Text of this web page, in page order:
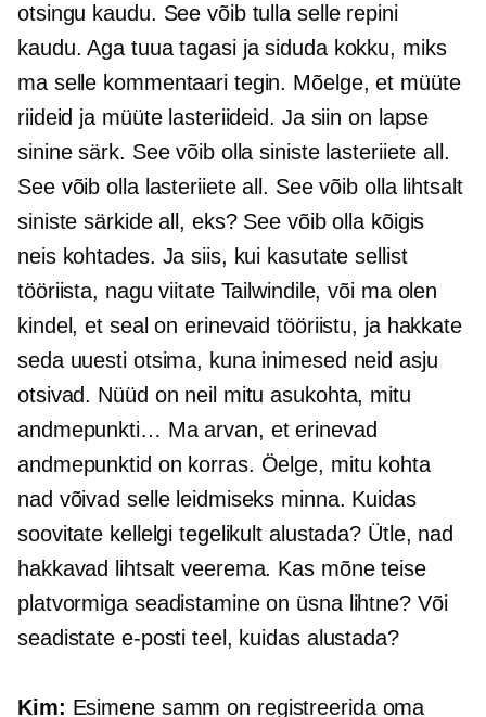
otsingu kaudu. See võib tulla selle repini
kaudu. Aga tuua tagasi ja siduda kokku, miks
ma selle kommentaari tegin. Mõelge, et müüte
riideid ja müüte lasteriideid. Ja siin on lapse
sinine särk. See võib olla siniste lasteriiete all.
See võib olla lasteriiete all. See võib olla lihtsalt
siniste särkide all, eks? See võib olla kõigis
neis kohtades. Ja siis, kui kasutate sellist
tööriista, nagu viitate Tailwindile, või ma olen
kindel, et seal on erinevaid tööriistu, ja hakkate
seda uuesti otsima, kuna inimesed neid asju
otsivad. Nüüd on neil mitu asukohta, mitu
andmepunkti… Ma arvan, et erinevad
andmepunktid on korras. Öelge, mitu kohta
nad võivad selle leidmiseks minna. Kuidas
soovitate kellelgi tegelikult alustada? Ütle, nad
hakkavad lihtsalt veerema. Kas mõne teise
platvormiga seadistamine on üsna lihtne? Või
seadistate e-posti teel, kuidas alustada?
Kim: Esimene samm on registreerida oma